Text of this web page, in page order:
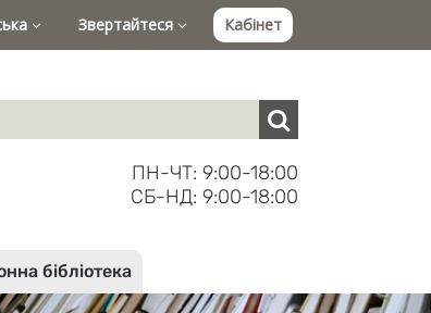
Звертайтеся Кабінет
ПН-ЧТ: 9:00-18:00
СБ-НД: 9:00-18:00
бібліотека